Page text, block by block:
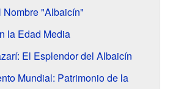
Nombre "Albaicín"
la Edad Media
El Esplendor del Albaicín
Mundial: Patrimonio de la